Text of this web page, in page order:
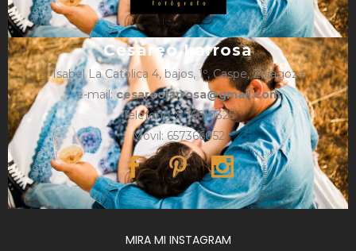
Cesareo Larrosa
Isabel La Católica 4, bajos, 1º, Caspe, Zaragoza
e-mail:cesareolarrosa@gmail.com
Teléfono: 876610325
Móvil: 657366052
MIRA MI INSTAGRAM